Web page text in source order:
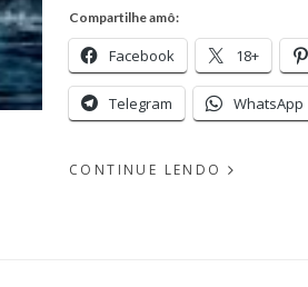
Compartilhe amô:
Facebook 18+
Telegram WhatsApp
CONTINUE LENDO